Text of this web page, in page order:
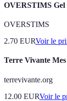
OVERSTIMS Gel
OVERSTIMS
2.70 EURVoir le
Terre Vivante
terrevivante.org
12.00 EURVoir le